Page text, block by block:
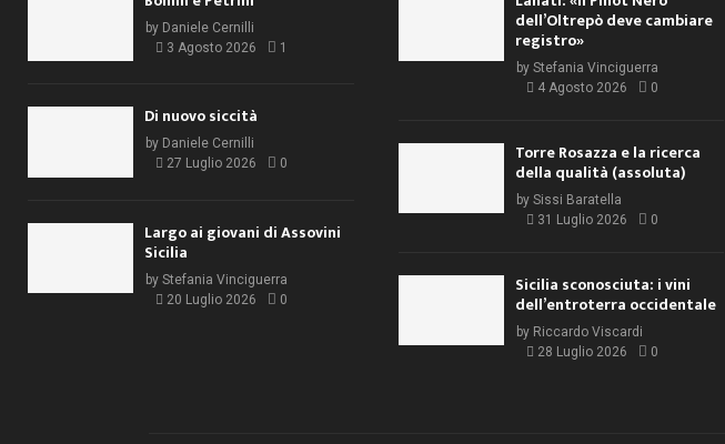
by Daniele Cernilli
3 Agosto 2026
1
Di nuovo siccità
by Daniele Cernilli
27 Luglio 2026
0
Largo ai giovani di Assovini
Sicilia
by Stefania Vinciguerra
20 Luglio 2026
0
dell’Oltrepò deve cambiare
registro»
by Stefania Vinciguerra
4 Agosto 2026
0
Torre Rosazza e la ricerca
della qualità (assoluta)
by Sissi Baratella
31 Luglio 2026
0
Sicilia sconosciuta: i vini
dell’entroterra occidentale
by Riccardo Viscardi
28 Luglio 2026
0